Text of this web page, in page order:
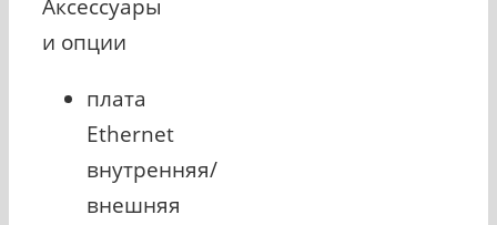
Аксессуары
и опции
плата
Ethernet
внутренняя/
внешняя